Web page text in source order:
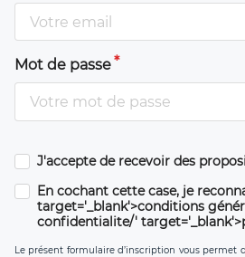
Mot de passe
J'accepte de recevoir des
En cochant cette case, je
target='_blank'>conditions
confidentialite/'
Le présent formulaire d’inscription vous permet